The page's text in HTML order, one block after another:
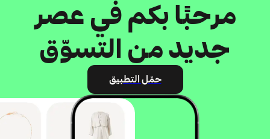
مرحبًا بكم في عصر
جديد من التسوّق
حمّل التطبيق